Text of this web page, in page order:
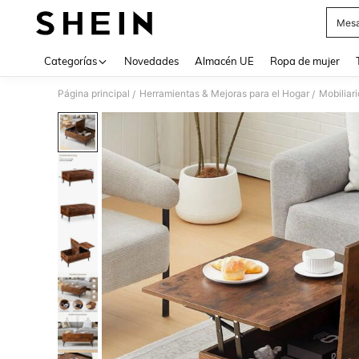
Categorías Novedades Almacén UE Ropa de mujer
Página principal / Herramientas & Mejoras para el Hogar /